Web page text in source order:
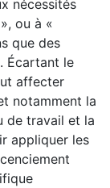
nécessités
ou à «
que des
Écartant le
affecter
notamment la
de travail et la
appliquer les